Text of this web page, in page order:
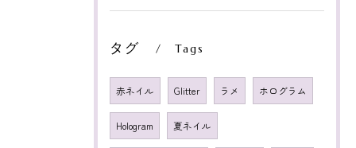
タグ Tags
赤ネイル Glitter ラメ ホログラム
Hologram 夏ネイル